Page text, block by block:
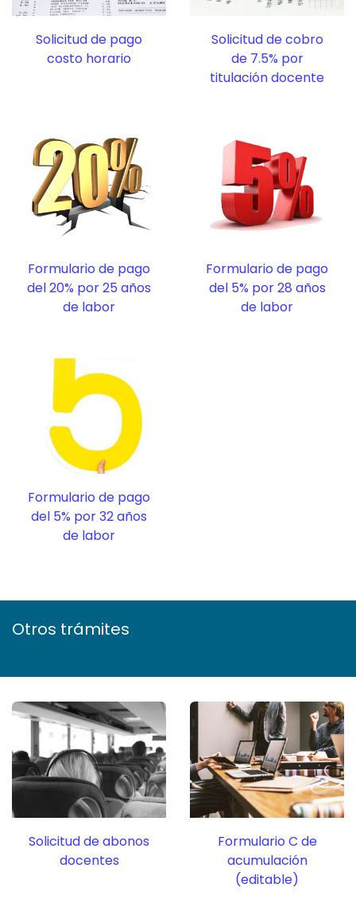
Solicitud de pago
costo horario
Solicitud de cobro
de 7.5% por
titulación docente
Formulario de pago
del 20% por 25 años
de labor
Formulario de pago
del 5% por 28 años
de labor
Formulario de pago
del 5% por 32 años
de labor
Otros trámites
Solicitud de abonos
docentes
Formulario C de
acumulación
(editable)